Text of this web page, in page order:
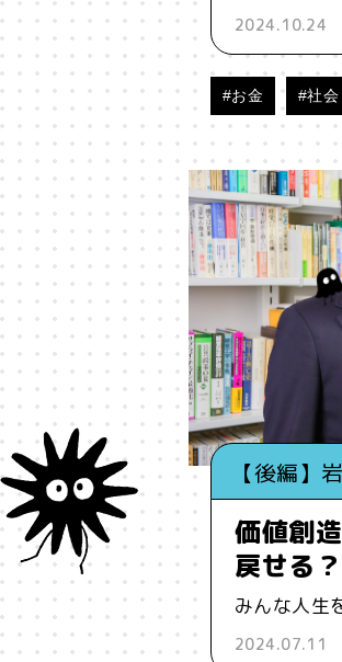
#政治的分極化
#映画 #時間
#現実科学
#社会課題
#美学 #習
#言語
#贈与
#集合知
2024.10.24
#お金 #社会
【後編】
価値創
戻せる？
みんな人生
2024.07.11